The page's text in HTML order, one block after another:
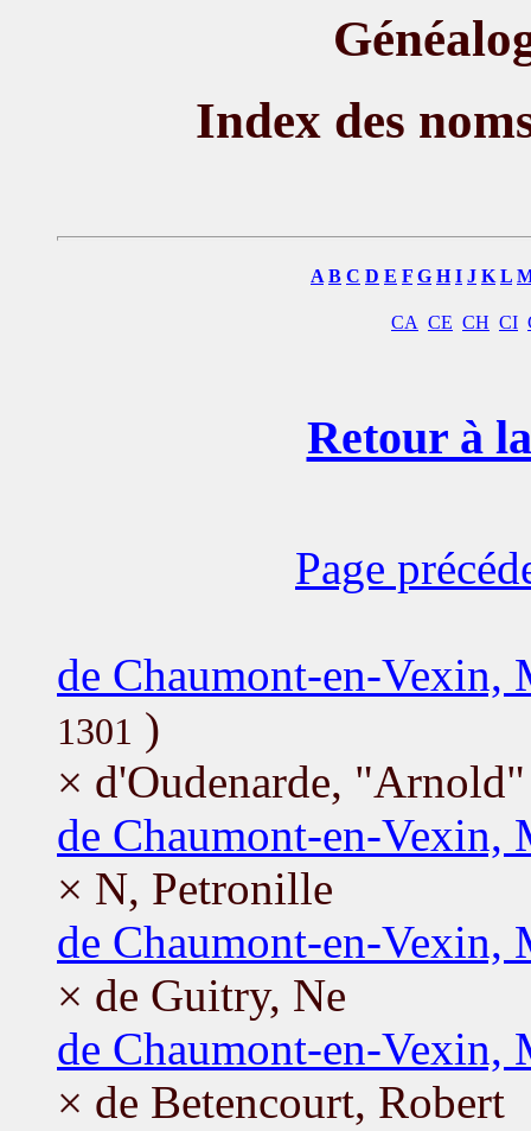
Index des
A B C D E F G H I J K L
CA CE CH CI
Retour à
Page
de Chaumont-en-Vexin,
1301 )
× d'Oudenarde,
de Chaumont-en-Vexin,
× N, Petronille
de Chaumont-en-Vexin,
× de Guitry, Ne
de Chaumont-en-Vexin,
× de Betencourt, Robert